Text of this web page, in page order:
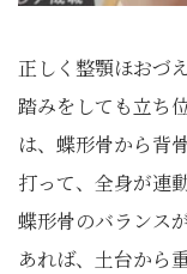
正しく整顎ほおづ
踏みをしても立ち
は、蝶形骨から背
打って、全身が連
蝶形骨のバランス
あれば、土台から